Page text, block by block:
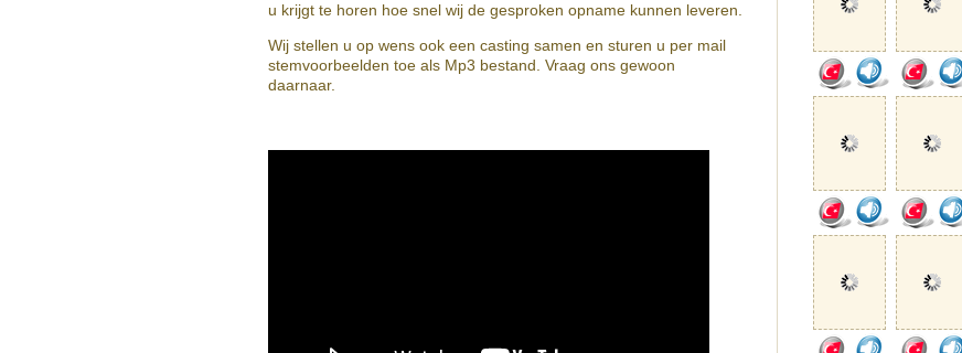
u krijgt te horen hoe snel wij de gesproken opname kunnen leveren.
Wij stellen u op wens ook een casting samen en sturen u per mail
stemvoorbeelden toe als Mp3 bestand. Vraag ons gewoon
daarnaar.